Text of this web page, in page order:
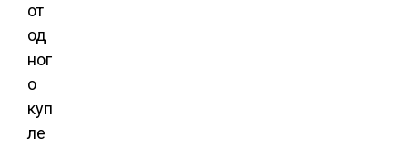
от
од
ног
о
куп
ле